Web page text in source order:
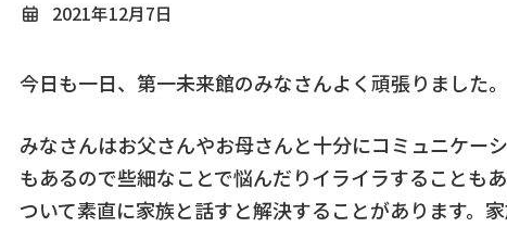
2021年12月7日
今日も一日、第一未来館のみなさんよく頑張りました。
みなさんはお父さんやお母さんと十分にコミュニケー
もあるので些細なことで悩んだりイライラすることも
ついて素直に家族と話すと解決することがあります。